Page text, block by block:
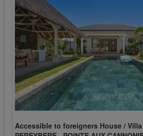
Accessible to foreigners House / Villa